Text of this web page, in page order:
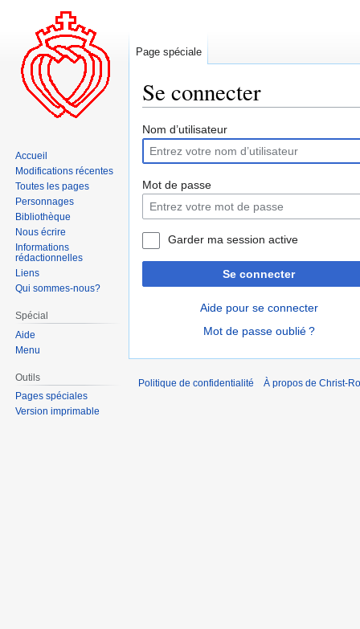
Se connecter
Aller
la
navigation
Aller
la
recherche
Nom d’utilisateur
Mot de passe
Garder ma session active
Se connecter
Aide pour se connecter
Mot de passe oublié ?
Page spéciale
Accueil
Modifications récentes
Toutes les pages
Personnages
Bibliothèque
Nous écrire
Informations
rédactionnelles
Liens
Qui sommes-nous?
Spécial
Aide
Menu
Outils
Pages spéciales
Version imprimable
Politique de confidentialité À propos de Christ-